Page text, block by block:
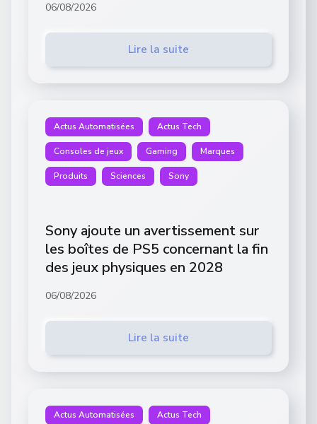
06/08/2026
Lire la suite
Actus Automatisées Actus Tech
Consoles de jeux Gaming Marques
Produits Sciences Sony
Sony ajoute un avertissement sur
les boîtes de PS5 concernant la fin
des jeux physiques en 2028
06/08/2026
Lire la suite
Actus Automatisées Actus Tech